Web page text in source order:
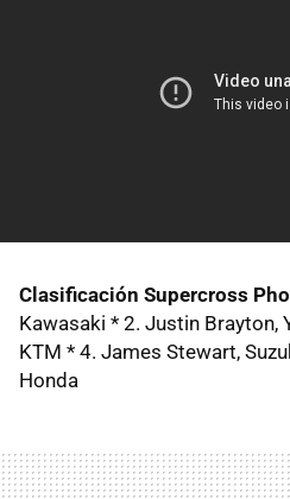
Clasificación Supercross
Kawasaki * 2. Justin Brayton,
KTM * 4. James Stewart,
Honda